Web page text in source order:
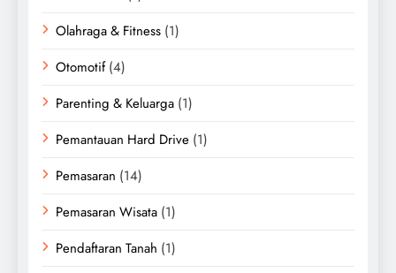
Olahraga & Fitness (1)
Otomotif(4)
Parenting & Keluarga (1)
Pemantauan Hard Drive (1)
Pemasaran (14)
Pemasaran Wisata (1)
Pendaftaran Tanah (1)